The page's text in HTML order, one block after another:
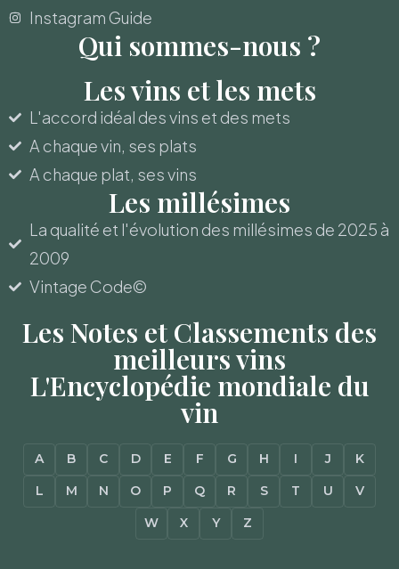
Instagram Guide
Qui sommes-nous ?
Les vins et les mets
L'accord idéal des vins et des mets
A chaque vin, ses plats
A chaque plat, ses vins
Les millésimes
La qualité et l'évolution des millésimes de 2025 à
2009
Vintage Code©
Les Notes et Classements des
meilleurs vins
L'Encyclopédie mondiale du
vin
A B C D E F G H I J
K
L
M N O P Q R S T U
V
W
X Y Z